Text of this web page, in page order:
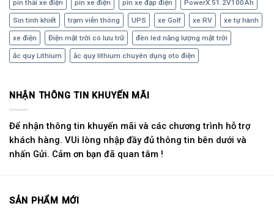
pin thải xe điện pin xe điện pin xe đạp điện PowerX 51.2V100Ah
Sin tinh khiết trạm viễn thông UPS xe Golf xe RV xe tự hành
xe điện Điện mặt trời có lưu trữ đèn led năng lượng mặt trời
ắc quy Lithium ắc quy lithium chuyên dụng oto điện
NHẬN THÔNG TIN KHUYẾN MÃI
Để nhận thông tin khuyến mãi và các chương trình hỗ trợ
khách hàng. VUi lòng nhập đầy đủ thông tin bên dưới và
nhấn Gửi. Cảm ơn bạn đã quan tâm !
SẢN PHẨM MỚI